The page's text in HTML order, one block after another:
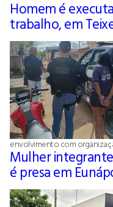
Homem é
trabalho, em
envolvimento com
Mulher
é presa em